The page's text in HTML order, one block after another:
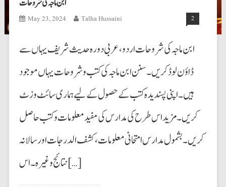
ابن ماجہ کی شروحات
May 23, 2024 Talha Hussaini 2
ابن ماجہ کی شروحات اردو،عربی دورہ حدیث شریف یہاں سے
ڈاؤن لوڈ کریں۔ سنن ابن ماجہ کی کتب وشروحات یہاں موجود
ہیں۔ اپنی پسندیدہ کتب کے حصول کے لیے ہماری سائٹ وزٹ
کریں۔ مزید اس طرح کی مدارس کی مفید معلومات و کتب حاصل
کریں۔ بشمول مدارس امتحانی معلومات،کشف الدرجات اور سالانہ
نتائج وغیرہ۔ اس […]